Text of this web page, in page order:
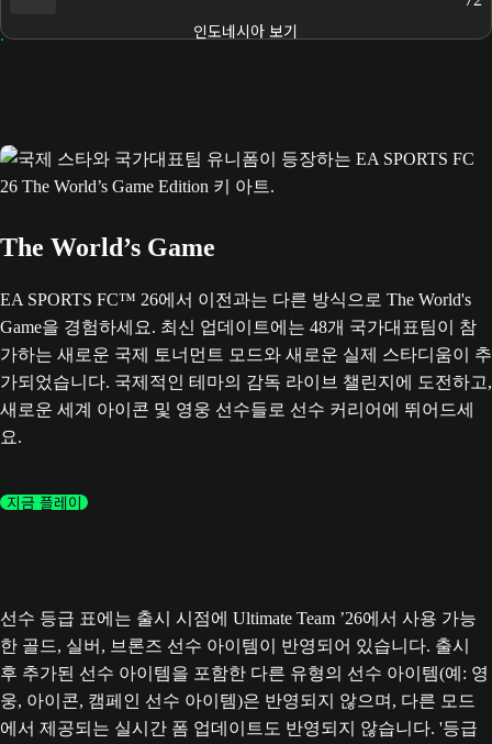
인도네시아 보기
The World’s Game
EA SPORTS FC™ 26에서 이전과는 다른 방식으로 The World's
Game을 경험하세요. 최신 업데이트에는 48개 국가대표팀이 참
가하는 새로운 국제 토너먼트 모드와 새로운 실제 스타디움이 추
가되었습니다. 국제적인 테마의 감독 라이브 챌린지에 도전하고,
새로운 세계 아이콘 및 영웅 선수들로 선수 커리어에 뛰어드세
요.
지금 플레이
선수 등급 표에는 출시 시점에 Ultimate Team ’26에서 사용 가능
한 골드, 실버, 브론즈 선수 아이템이 반영되어 있습니다. 출시
후 추가된 선수 아이템을 포함한 다른 유형의 선수 아이템(예: 영
웅, 아이콘, 캠페인 선수 아이템)은 반영되지 않으며, 다른 모드
에서 제공되는 실시간 폼 업데이트도 반영되지 않습니다. '등급